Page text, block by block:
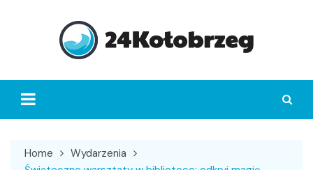
Home
Wydarzenia